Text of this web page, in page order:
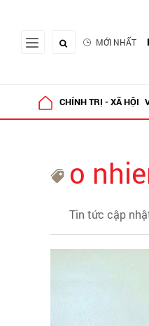
MỚI NHẤT
CHÍNH TRỊ - XÃ HỘI
o
Tin tức cập